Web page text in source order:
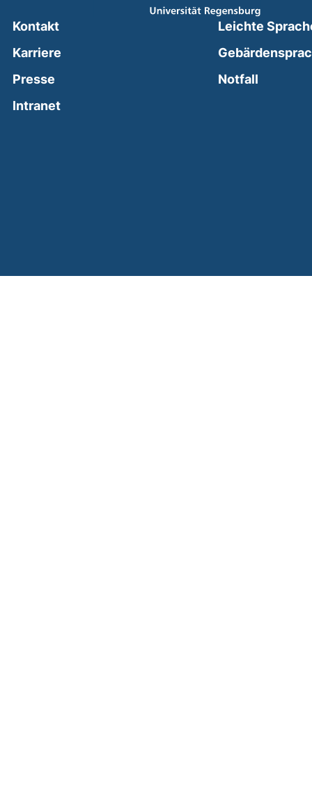
Kontakt
Karriere
Presse
Intranet(external link, opens in a new window)
Leichte
Notfall